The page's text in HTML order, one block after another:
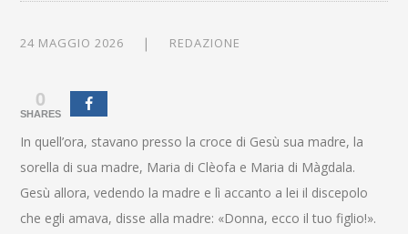
24 MAGGIO 2026 REDAZIONE
0
SHARES
In quell’ora, stavano presso la croce di Gesù sua madre, la
sorella di sua madre, Maria di Clèofa e Maria di Màgdala.
Gesù allora, vedendo la madre e lì accanto a lei il discepolo
che egli amava, disse alla madre: «Donna, ecco il tuo figlio!».